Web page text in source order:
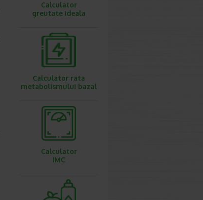
Calculator
greutate ideala
Calculator rata
metabolismului bazal
Calculator
IMC